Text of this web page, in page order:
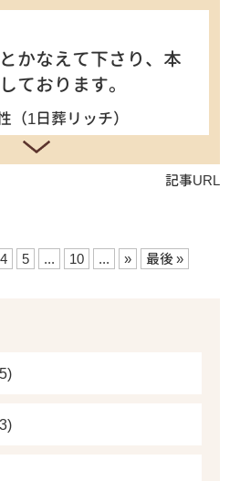
かなえて下さり、本
ております。
1日葬リッチ）
記事URL
4 5 ... 10 ... » 最後 »